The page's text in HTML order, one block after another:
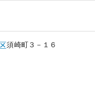
須崎町３－１６